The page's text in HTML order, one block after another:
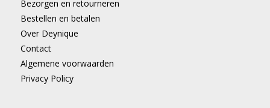
Bezorgen en retourneren
Bestellen en betalen
Over Deynique
Contact
Algemene voorwaarden
Privacy Policy